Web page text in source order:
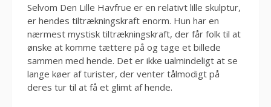
Selvom Den Lille Havfrue er en relativt lille skulptur,
er hendes tiltrækningskraft enorm. Hun har en
nærmest mystisk tiltrækningskraft, der får folk til at
ønske at komme tættere på og tage et billede
sammen med hende. Det er ikke ualmindeligt at se
lange køer af turister, der venter tålmodigt på
deres tur til at få et glimt af hende.